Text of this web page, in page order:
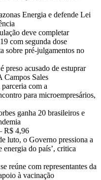
Energia e defende Lei
deve completar
com segunda dose
sobre pré-julgamentos no
preso acusado de estuprar
Campos Sales
com a
para microempresários,
ganha 20 brasileiros e
R$ 4,96
luto, o Governo pressiona a
do país’, critica
reúne com representantes da
à vacinação